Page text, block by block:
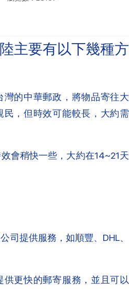
主要有以下幾種方
的中華郵政，將物品寄往大
民，但時效可能較長，大約需
會稍快一些，大約在14~21天
司提供服務，如順豐、DHL、
更快的郵寄服務，並且可以